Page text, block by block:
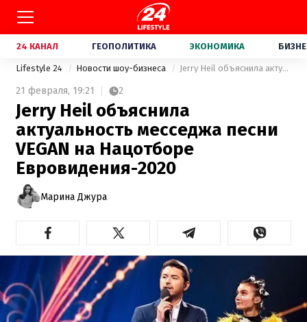
24 КАНАЛ ГЕОПОЛИТИКА ЭКОНОМИКА
Lifestyle 24 Новости шоу-бизнеса Jerry Heil объяснила актуальность месседжа песни VEGAN на Нацотборе Евровидения-2020
21 февраля, 19:21 2
Jerry Heil объяснила
актуальность месседжа песни
VEGAN на Нацотборе
Евровидения-2020
Марина Джура